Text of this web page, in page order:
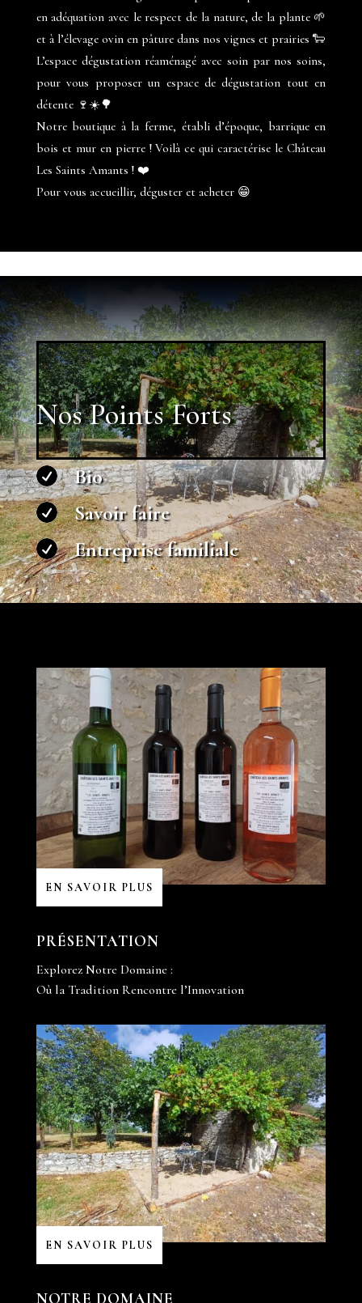
en adéquation avec le respect de la nature, de la plante 🌱
et à l’élevage ovin en pâture dans nos vignes et prairies 🐑
L’espace dégustation réaménagé avec soin par nos soins,
pour vous proposer un espace de dégustation tout en
détente 🍷☀️🌳
Notre boutique à la ferme, établi d’époque, barrique en
bois et mur en pierre ! Voilà ce qui caractérise le Château
Les Saints Amants ! ❤️
Pour vous accueillir, déguster et acheter 😁
Nos Points Forts
 Bio
 Savoir faire
 Entreprise familiale
EN SAVOIR PLUS
PRÉSENTATION
Explorez Notre Domaine :
Où la Tradition Rencontre l’Innovation
EN SAVOIR PLUS
NOTRE DOMAINE